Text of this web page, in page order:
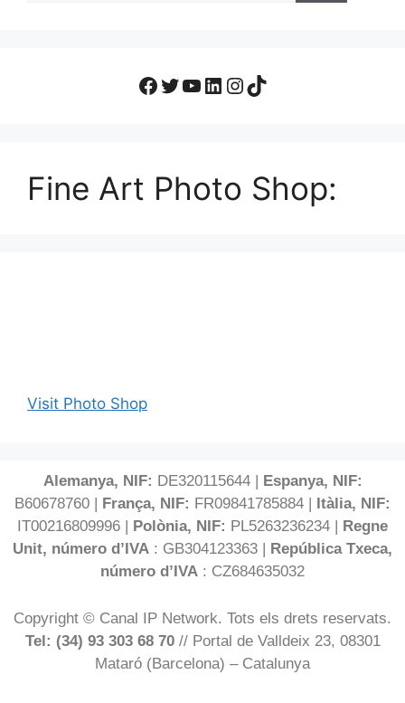
Fine Art Photo Shop:
Visit Photo Shop
Alemanya, NIF: DE320115644 |
Espanya, NIF:
B60678760 |
França, NIF: FR09841785884 |
Itàlia, NIF:
IT00216809996 |
Polònia, NIF: PL5263236234 |
Regne
Unit, número d’IVA : GB304123363 |
República Txeca,
número d’IVA : CZ684635032
Copyright © Canal IP Network. Tots els drets reservats.
Tel: (34) 93 303 68 70// Portal de Valldeix 23, 08301
Mataró (Barcelona) – Catalunya